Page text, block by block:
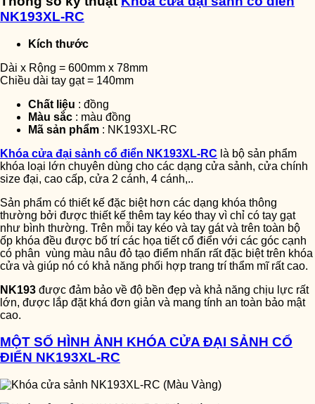
NK193XL-RC
Kích thước
Dài x Rộng = 600mm x 78mm
Chiều dài tay gạt = 140mm
Chất liệu : đồng
Màu sắc : màu đồng
Mã sản phẩm : NK193XL-RC
Khóa cửa đại sảnh cổ điển NK193XL-RC là bộ sản phẩm
khóa loại lớn chuyên dùng cho các dạng cửa sảnh, cửa chính
size đại, cao cấp, cửa 2 cánh, 4 cánh,..
Sản phẩm có thiết kế đặc biệt hơn các dạng khóa thông
thường bởi được thiết kế thêm tay kéo thay vì chỉ có tay gạt
như bình thường. Trên mỗi tay kéo và tay gát và trên toàn bộ
ốp khóa đều được bố trí các họa tiết cổ điển với các góc cạnh
có phân vùng màu nâu đỏ tạo điểm nhấn rất đặc biệt trên khóa
cửa và giúp nó có khả năng phối hợp trang trí thẩm mĩ rất cao.
NK193 được đảm bảo về độ bền đẹp và khả năng chịu lực rất
lớn, được lắp đặt khá đơn giản và mang tính an toàn bảo mật
cao.
MỘT SỐ HÌNH ẢNH KHÓA CỬA ĐẠI SẢNH CỔ
ĐIỂN NK193XL-RC